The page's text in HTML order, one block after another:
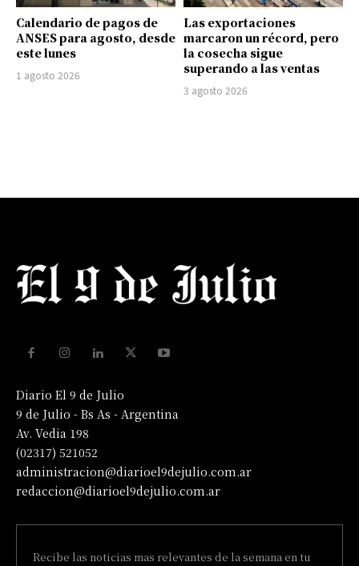
Calendario de pagos de
ANSES para agosto, desde
este lunes
1 agosto 2026
Las exportaciones
marcaron un récord, pero
la cosecha sigue
superando a las ventas
3 agosto 2026
Diario El 9 de Julio
9 de Julio - Bs As - Argentina
Av. Vedia 198
(02317) 521052
administracion@diarioel9dejulio.com.ar
redaccion@diarioel9dejulio.com.ar
Recibe las noticias mas relevantes de la semana en tu